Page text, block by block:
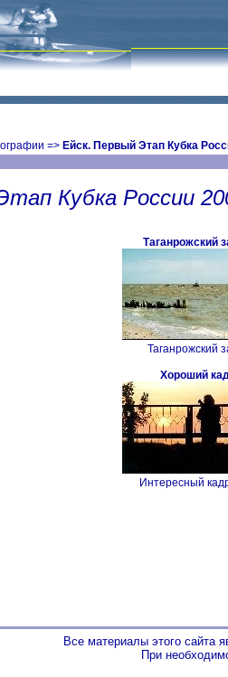
=> Ейск. Первый Этап Кубка
Кубка России
Таганрожский
Таганрожский
Хороший
Интересный
Все материалы этого сайта
При